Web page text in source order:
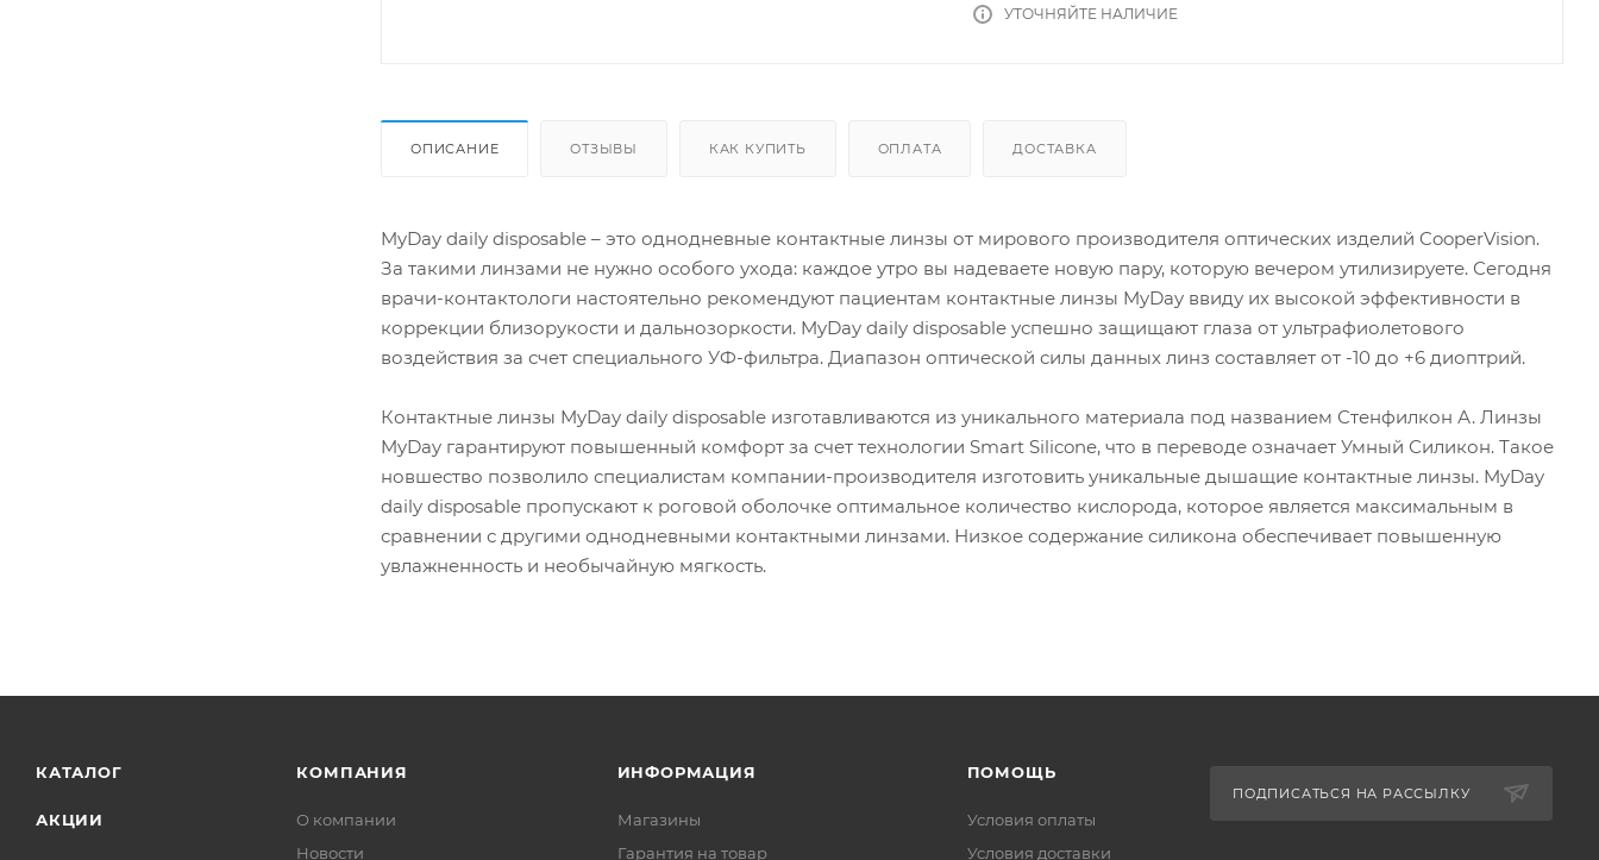
УТОЧНЯЙТЕ НАЛИЧИЕ
ОПИСАНИЕ ОТЗЫВЫ КАК КУПИТЬ ОПЛАТА ДОСТАВКА
MyDay daily disposable – это однодневные контактные линзы от мирового производителя оптических изделий CooperVision.
За такими линзами не нужно особого ухода: каждое утро вы надеваете новую пару, которую вечером утилизируете. Сегодня
врачи-контактологи настоятельно рекомендуют пациентам контактные линзы MyDay ввиду их высокой эффективности в
коррекции близорукости и дальнозоркости. MyDay daily disposable успешно защищают глаза от ультрафиолетового
воздействия за счет специального УФ-фильтра. Диапазон оптической силы данных линз составляет от -10 до +6 диоптрий.
Контактные линзы MyDay daily disposable изготавливаются из уникального материала под названием Стенфилкон А. Линзы
MyDay гарантируют повышенный комфорт за счет технологии Smart Silicone, что в переводе означает Умный Силикон. Такое
новшество позволило специалистам компании-производителя изготовить уникальные дышащие контактные линзы. MyDay
daily disposable пропускают к роговой оболочке оптимальное количество кислорода, которое является максимальным в
сравнении с другими однодневными контактными линзами. Низкое содержание силикона обеспечивает повышенную
увлажненность и необычайную мягкость.
КАТАЛОГ
АКЦИИ
КОМПАНИЯ
О компании
Новости
ИНФОРМАЦИЯ
Магазины
Гарантия на товар
ПОМОЩЬ
Условия оплаты
Условия доставки
ПОДПИСАТЬСЯ НА РАССЫЛКУ